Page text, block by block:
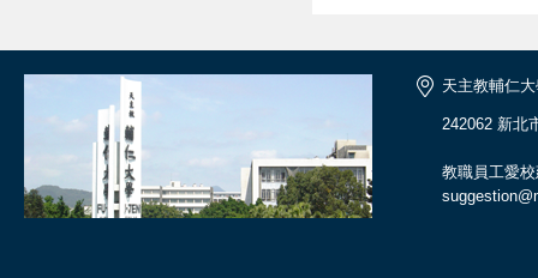
天主教輔仁
242062 新北
教職員工愛